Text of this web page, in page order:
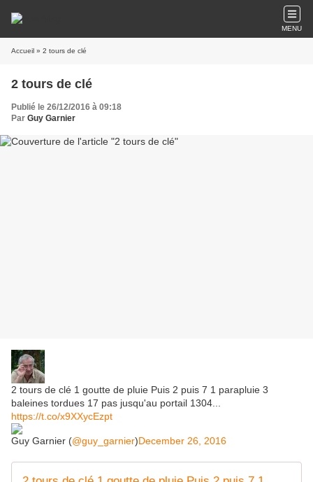
MENU
Accueil » 2 tours de clé
2 tours de clé
Publié le 26/12/2016 à 09:18
Par Guy Garnier
2 tours de clé 1 goutte de pluie Puis 2 puis 7 1 parapluie 3
baleines tordues 17 pas jusqu'au portail 1304...
https://t.co/x9XXycEzpt
Guy Garnier (@guy_garnier)December 26, 2016